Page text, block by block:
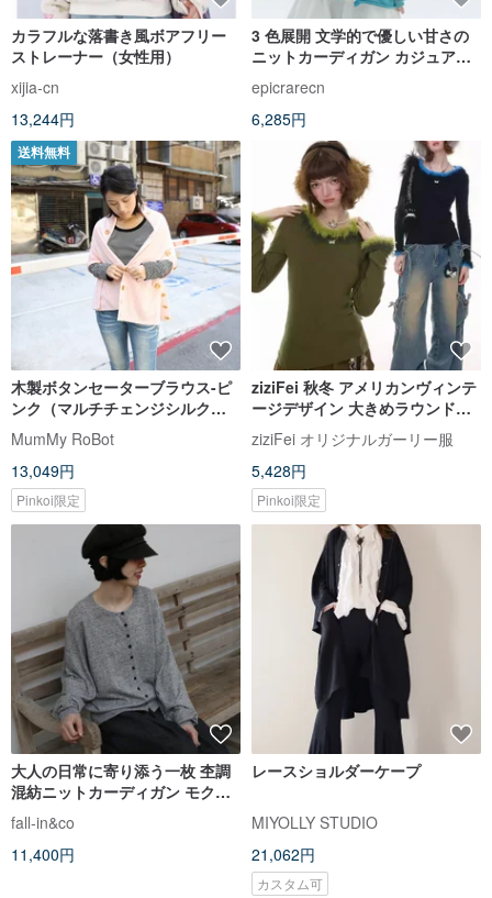
カラフルな落書き風ボアフリー
ストレーナー（女性用）
xijia-cn
13,244円
3 色展開 文学的で優しい甘さの
ニットカーディガン カジュアル
に着回せる薄手のニットトップ
ス
epicrarecn
6,285円
送料無料
木製ボタンセーターブラウス-ピ
ンク（マルチチェンジシルク印
刷）
MumMy RoBot
13,049円
Pinkoi限定
ziziFei 秋冬 アメリカンヴィンテ
ージデザイン 大きめラウンドネ
ック ファーカラー スリムフィッ
ト 着痩せ効果 トップス インナー
ニット レディース
ziziFei オリジナルガーリー服
5,428円
Pinkoi限定
大人の日常に寄り添う一枚 杢調
混紡ニットカーディガン モクグ
レー 260402-1
fall-in&co
11,400円
レースショルダーケープ
MIYOLLY STUDIO
21,062円
カスタム可